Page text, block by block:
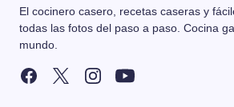
El cocinero casero, recetas caseras y
todas las fotos del paso a paso. Cocina
mundo.